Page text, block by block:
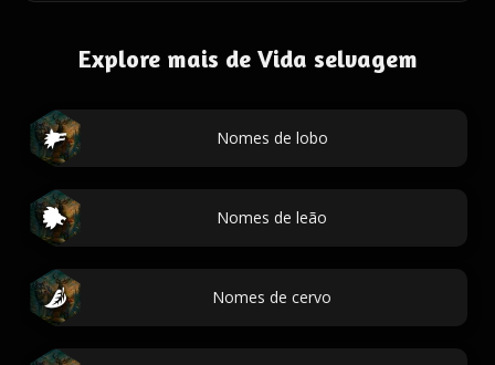
Explore mais de Vida selvagem
Nomes de lobo
Nomes de leão
Nomes de cervo